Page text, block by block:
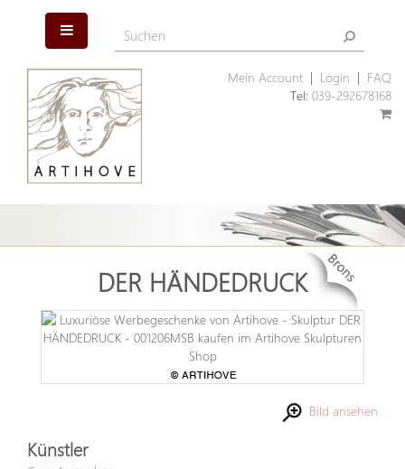
Mein Account| Login
FAQ
Tel: 039-292678168
DER HÄNDEDRUCK
Bild ansehen
Künstler